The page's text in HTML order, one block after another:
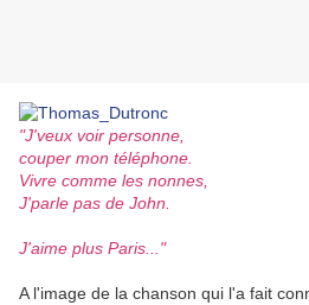
"J'veux voir personne,
couper mon téléphone.
Vivre comme les nonnes,
J'parle pas de John.
J'aime plus Paris..."
A l'image de la chanson qui l'a fait